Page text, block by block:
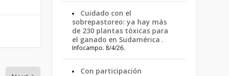
Cuidado con el
sobrepastoreo: ya hay más
de 230 plantas tóxicas para
el ganado en Sudamérica .
Infocampo. 8/4/26.
Con participación